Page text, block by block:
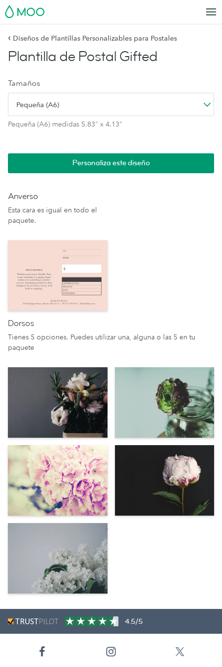
MOO
‹ Diseños de Plantillas Personalizables para Postales
Plantilla de Postal Gifted
Tamaños
Pequeña (A6)
Pequeña (A6) medidas 5.83" x 4.13"
Personaliza este diseño
Anverso
Esta cara es igual en todo el
paquete.
Dorsos
Tienes 5 opciones. Puedes utilizar una, alguna o las 5 en tu
paquete
4.5/5